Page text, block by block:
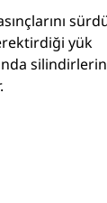
yük
silindirlerin